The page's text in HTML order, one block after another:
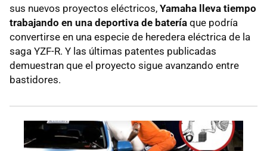
sus nuevos proyectos eléctricos, Yamaha lleva tiempo
trabajando en una deportiva de batería que podría
convertirse en una especie de heredera eléctrica de la
saga YZF-R. Y las últimas patentes publicadas
demuestran que el proyecto sigue avanzando entre
bastidores.